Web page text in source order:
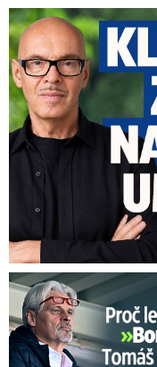
Umělci tepou
Proč Skuhravý